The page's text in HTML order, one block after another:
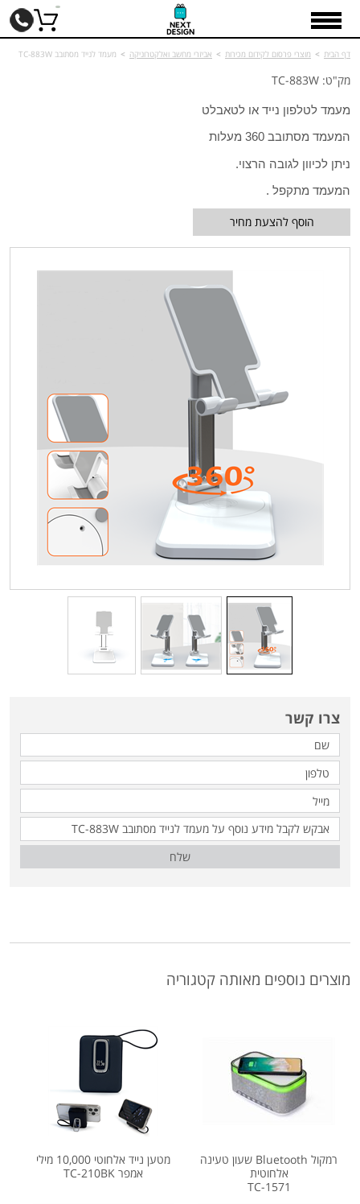
דף הבית > מוצרי פרסום לקידום מכירות > אביזרי מחשב ואלקטרוניקה > מעמד לנייד מסתובב TC-883W
מק"ט: TC-883W
מעמד לטלפון נייד או לטאבלט
המעמד מסתובב 360 מעלות
ניתן לכיוון לגובה הרצוי.
המעמד מתקפל .
הוסף להצעת מחיר
צרו קשר
שלח
מוצרים נוספים מאותה קטגוריה
רמקול Bluetooth שעון טעינה
אלחוטית
TC-1571
מטען נייד אלחוטי 10,000 מילי
אמפר TC-210BK